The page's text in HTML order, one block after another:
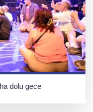
dolu gece